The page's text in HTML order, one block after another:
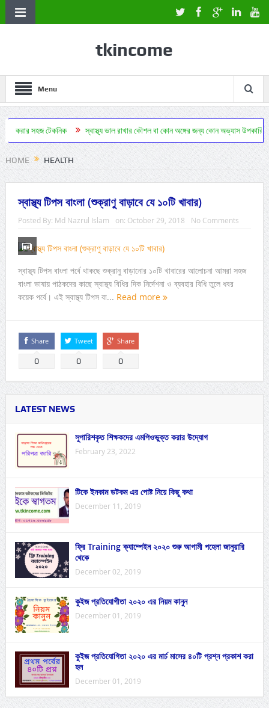
tkincome
Menu
স্বাস্থ্য ভাল রাখার কৌশল বা কোন অঙ্গের জন্য কোন অভ্যাস উপকারি ঔষধ ছাড়া
HOME HEALTH
স্বাস্থ্য টিপস বাংলা (শুক্রাণু বাড়াবে যে ১০টি খাবার)
Posted By: Md Nazrul Islam on: October 29, 2018 No Comments
স্বাস্থ্য টিপস বাংলা পর্বে থাকছে শুক্রানু বাড়ানোর ১০টি খাবারের আলোচনা আমরা সহজ
বাংলা ভাষায় পাঠকদের কাছে স্বাস্থ্য বিধির দিক নির্দেশনা ও ব্যবহার বিধি তুলে ধবর
কয়েক পর্বে। এই স্বাস্থ্য টিপস বা... Read more
Share
0
Tweet
0
Share
0
LATEST NEWS
সুপারিশকৃত শিক্ষকদের এমপিওভুক্ত করার উদ্যোগ
February 23, 2022
টিকে ইনকাম ডটকম এর পোষ্ট নিয়ে কিছু কথা
December 11, 2019
ফ্রি Training ক্যাম্পেইন ২০২০ শুরু আগামী পহেলা জানুয়ারি
থেকে
December 02, 2019
কুইজ প্রতিযোগীতা ২০২০ এর নিয়ম কানুন
December 01, 2019
কুইজ প্রতিযোগিতা ২০২০ এর মার্চ মাসের ৪০টি প্রশ্ন প্রকাশ করা
হল
December 01, 2019